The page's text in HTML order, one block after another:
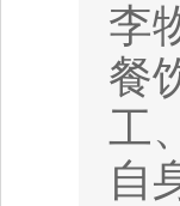
李
餐
工
自